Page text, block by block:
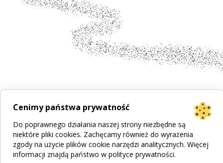
Cenimy państwa prywatność
Do poprawnego działania naszej strony niezbędne są
niektóre pliki cookies. Zachęcamy również do wyrażenia
zgody na użycie plików cookie narzędzi analitycznych. Więcej
informacji znajdą państwo w polityce prywatności.